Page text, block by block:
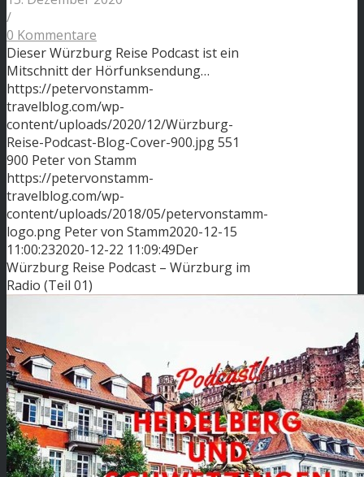
/
0 Kommentare
Dieser Würzburg Reise Podcast ist ein
Mitschnitt der Hörfunksendung…
https://petervonstamm-
travelblog.com/wp-
content/uploads/2020/12/Würzburg-
Reise-Podcast-Blog-Cover-900.jpg551
900 Peter von Stamm
https://petervonstamm-
travelblog.com/wp-
content/uploads/2018/05/petervonstamm-
logo.png Peter von Stamm2020-12-15
11:00:232020-12-22 11:09:49Der
Würzburg Reise Podcast – Würzburg im
Radio (Teil 01)